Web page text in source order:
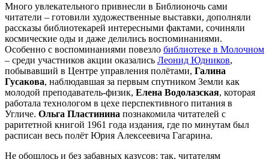
Много увлекательного привнесли в Библионочь сами
читатели – готовили художественные выставки, дополняли
рассказы библиотекарей интересными фактами, сочиняли
космические оды и даже делились воспоминаниями.
Особенно с воспоминаниями повезло библиотеке в Молочном
– среди участников акции оказались Леонид Юдников,
побывавший в Центре управления полётами, Галина
Гусакова, наблюдавшая за первым спутником Земли как
молодой преподаватель-физик, Елена Водолазская, которая
работала технологом в цехе перспективного питания в
Угличе. Ольга Пластинина познакомила читателей с
раритетной книгой 1961 года издания, где по минутам был
расписан весь полёт Юрия Алексеевича Гагарина.
Не обошлось и без забавных казусов: так, читателям